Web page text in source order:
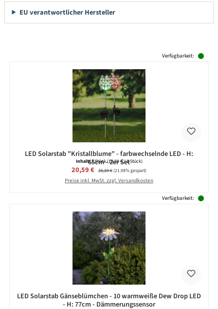
EU verantwortlicher Hersteller
Verfügbarkeit:
LED Solarstab "Kristallblume" - farbwechselnde LED - H:
65cm - 2er Set
Inhalt:2 Stück(10,30 € / 1 Stück)
Verkaufspreis:
20,59 € Regulärer Preis:
26,39 €(21.98% gespart)
Preise inkl. MwSt. zzgl. Versandkosten
Verfügbarkeit:
LED Solarstab Gänseblümchen - 10 warmweiße Dew Drop LED
- H: 77cm - Dämmerungssensor